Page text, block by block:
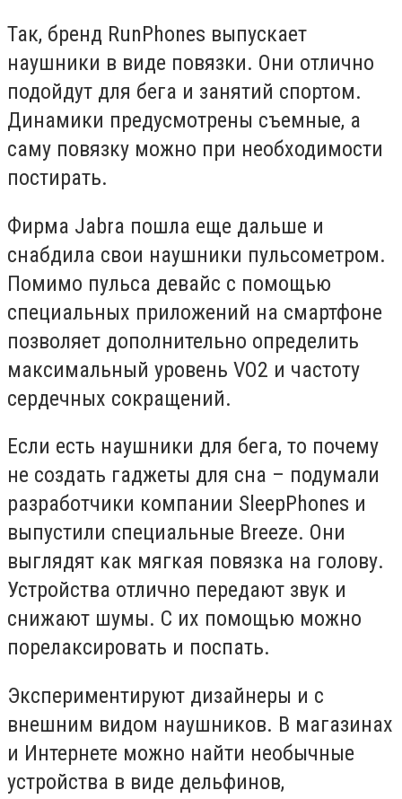
Так, бренд RunPhones выпускает
наушники в виде повязки. Они отлично
подойдут для бега и занятий спортом.
Динамики предусмотрены съемные, а
саму повязку можно при необходимости
постирать.
Фирма Jabra пошла еще дальше и
снабдила свои наушники пульсометром.
Помимо пульса девайс с помощью
специальных приложений на смартфоне
позволяет дополнительно определить
максимальный уровень VO2 и частоту
сердечных сокращений.
Если есть наушники для бега, то почему
не создать гаджеты для сна – подумали
разработчики компании SleepPhones и
выпустили специальные Breeze. Они
выглядят как мягкая повязка на голову.
Устройства отлично передают звук и
снижают шумы. С их помощью можно
порелаксировать и поспать.
Экспериментируют дизайнеры и с
внешним видом наушников. В магазинах
и Интернете можно найти необычные
устройства в виде дельфинов,